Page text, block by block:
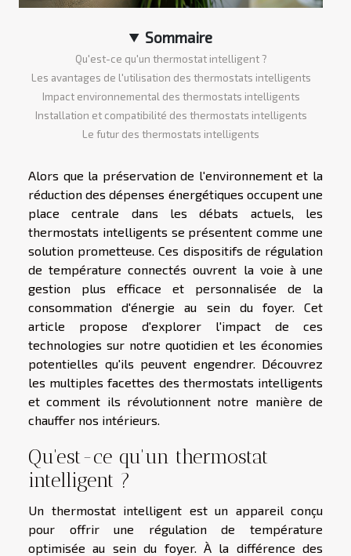
Sommaire
Qu'est-ce qu'un thermostat intelligent ?
Les avantages de l'utilisation des thermostats intelligents
Impact environnemental des thermostats intelligents
Installation et compatibilité des thermostats intelligents
Le futur des thermostats intelligents
Alors que la préservation de l'environnement et la
réduction des dépenses énergétiques occupent une
place centrale dans les débats actuels, les
thermostats intelligents se présentent comme une
solution prometteuse. Ces dispositifs de régulation
de température connectés ouvrent la voie à une
gestion plus efficace et personnalisée de la
consommation d'énergie au sein du foyer. Cet
article propose d'explorer l'impact de ces
technologies sur notre quotidien et les économies
potentielles qu'ils peuvent engendrer. Découvrez
les multiples facettes des thermostats intelligents
et comment ils révolutionnent notre manière de
chauffer nos intérieurs.
Qu'est-ce qu'un thermostat
intelligent ?
Un thermostat intelligent est un appareil conçu
pour offrir une régulation de température
optimisée au sein du foyer. À la différence des